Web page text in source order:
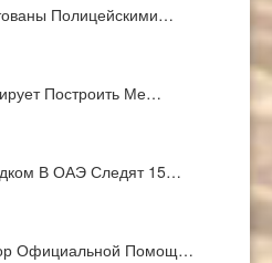
Полицейскими…
Построить Ме…
В ОАЭ Следят 15…
Официальной Помощ…